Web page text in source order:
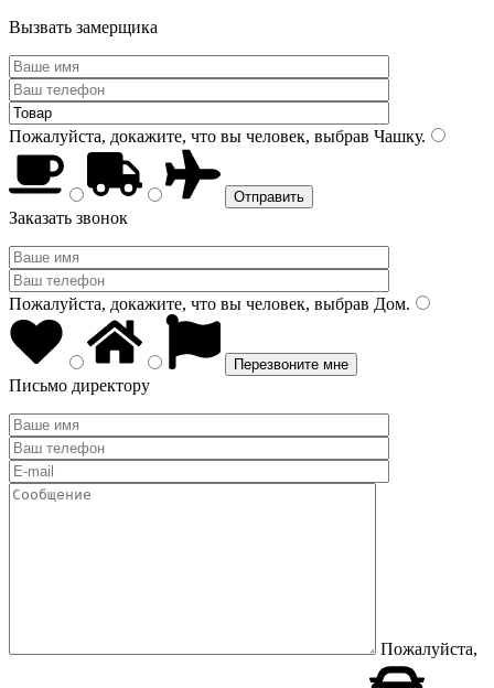
Вызвать замерщика
Пожалуйста, докажите, что вы человек, выбрав Чашку.
Заказать звонок
Пожалуйста, докажите, что вы человек, выбрав Дом.
Письмо директору
Пожалуйста,